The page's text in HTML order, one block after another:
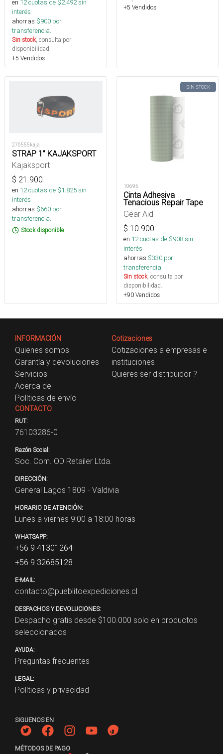
en 12cuotas de $2.492sin
interés
ahorras $900 por
transferencia.
Sin stock, consulta por
disponibilidad.
+5 Vendidos
+5 Vendidos
276555kaja
STRAP 1” KAJAKSPORT
Kajaksport
$ 21.900
en 12cuotas de $1.825sin
interés
ahorras $660 por
transferencia.
Stock disponible
SIN STOCK
10695
Cinta Adhesiva
Tenacious Repair Tape
Gear Aid
$ 10.900
en 12cuotas de $908sin
interés
ahorras $330 por
transferencia.
Sin stock, consulta por
disponibilidad.
+90 Vendidos
INFORMACIÓN
Quienes somos
Garantía y devoluciones
Servicios
Acerca de
Políticas de envío
Cotizaciones
Cotizaciones a empresas e
instituciones
Quieres ser distribuidor ?
CONTACTO
RUT:
76103286-0
Razón Social:
Soc. Com. OD Retailer Ltda.
DIRECCIÓN:
General Lagos 1809 - Valdivia
HORARIO DE ATENCIÓN:
Lunes a viernes 9:00 a 18:00 horas
WHATSAPP:
+56 9 41301264
+56 9 32685128
E-MAIL:
contacto@pueblitoexpediciones.cl
DESPACHOS Y DEVOLUCIONES:
Despacho gratis desde $100.000 solo en productos
seleccionados
AYUDA:
Preguntas frecuentes
LEGAL:
Políticas y privacidad
SIGUENOS EN
MÉTODOS DE PAGO